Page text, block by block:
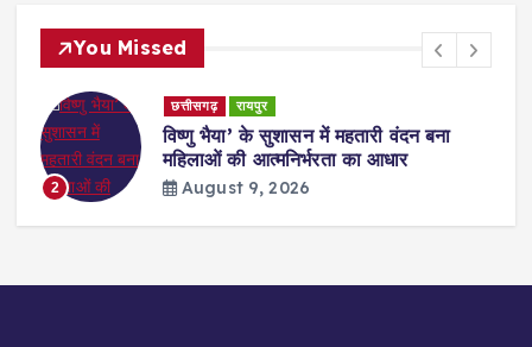
You Missed
2
छत्तीसगढ़ रायपुर
विष्णु भैया’ के सुशासन में महतारी वंदन बना
महिलाओं की आत्मनिर्भरता का आधार
August 9, 2026